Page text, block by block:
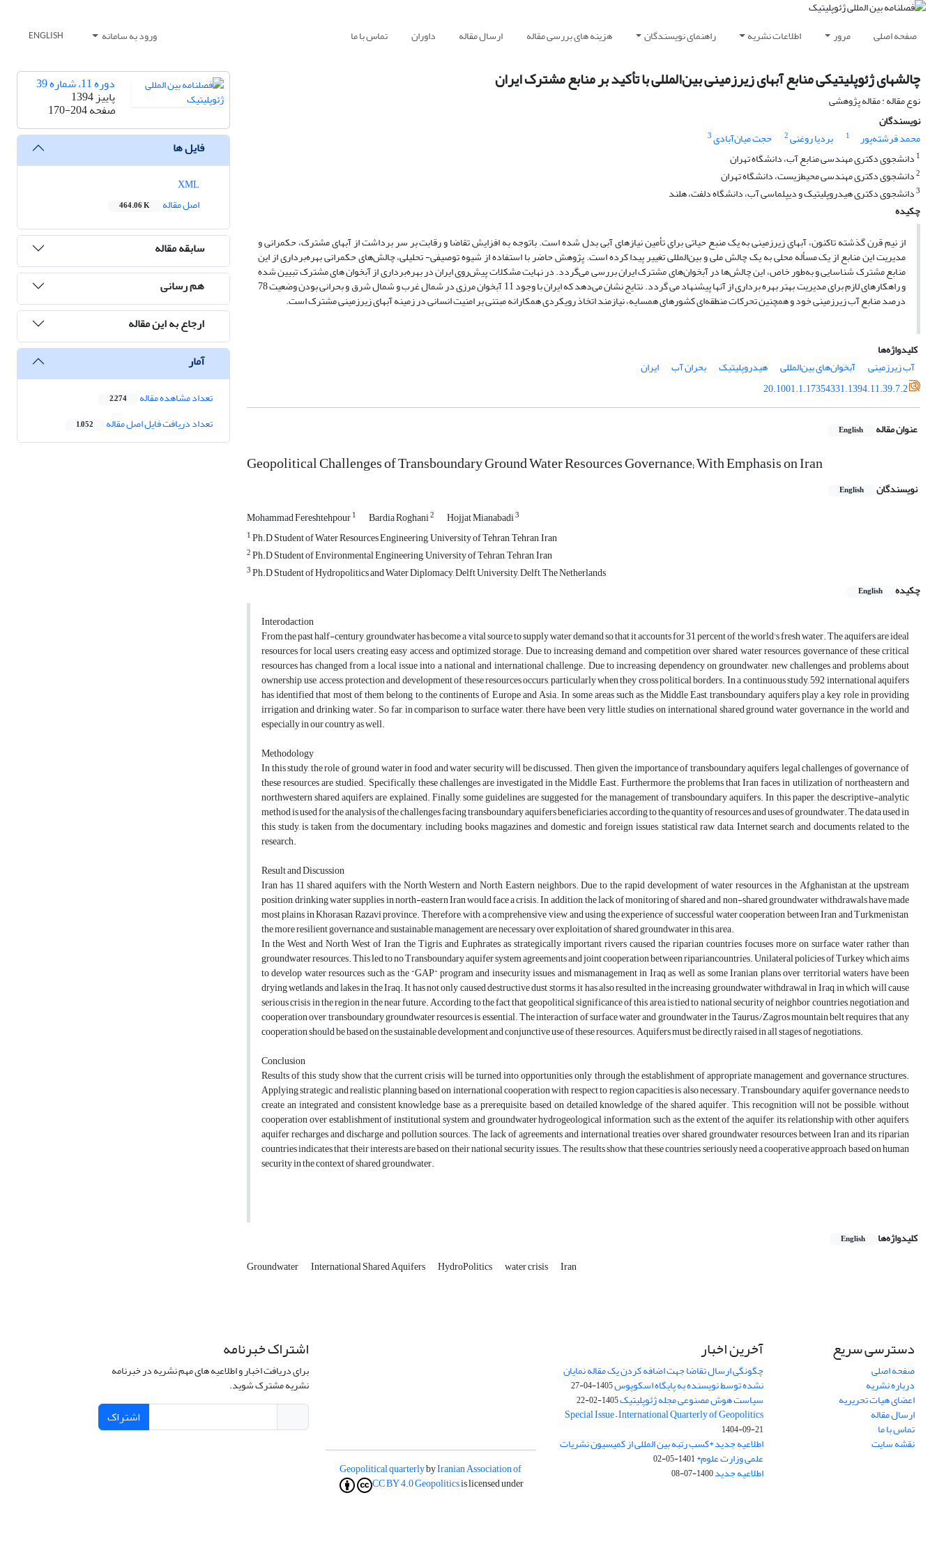
صفحه اصلی مرور اطلاعات نشریه راهنمای نویسندگان هزینه های بررسی مقاله ارسال مقاله داوران تماس با ما ورود به سامانه ENGLISH
چالشهای ژئوپلیتیکی منابع آبهای زیرزمینی بین‌المللی با تأکید بر منابع مشترک ایران
نوع مقاله : مقاله پژوهشی
نویسندگان
محمد فرشته‌پور
1 بردیا روغنی2 حجت میان‌آبادی3
1 دانشجوی دکتری مهندسی منابع آب، دانشگاه تهران
2دانشجوی دکتری مهندسی محیط‌زیست، دانشگاه تهران
3دانشجوی دکتری هیدروپلیتیک و دیپلماسی آب، دانشگاه دلفت، هلند
چکیده
از نیم قرن گذشته تاکنون، آبهای زیرزمینی به یک منبع حیاتی برای تأمین نیازهای آبی بدل شده است. باتوجه به افزایش تقاضا و رقابت بر سر برداشت از آبهای مشترک، حکمرانی و
مدیریت این منابع از یک مسأله‌ محلی به یک چالش ملی و بین‌المللی تغییر پیدا کرده است. پژوهش حاضر با استفاده از شیوه توصیفی- تحلیلی، چالش‌های حکمرانی بهره‌برداری از این
منابع مشترک شناسایی و به‌طور خاص، این چالش‌ها در آبخوان‌های مشترک ایران بررسی می‌گردد. در نهایت مشکلات پیش‌روی ایران در بهره‌برداری از آبخوان های مشترک تبیین شده
و راهکارهای لازم برای مدیریت بهتر بهره برداری از آنها پیشنهاد می گردد. نتایج نشان می‌دهد که ایران با وجود 11 آبخوان مرزی در شمال غرب و شمال شرق و بحرانی بودن وضعیت 78
درصد منابع آب زیرزمینی خود و همچنین تحرکات منطقه‌ای کشورهای همسایه، نیازمند اتخاذ رویکردی همکارانه مبتنی بر امنیت انسانی در زمینه‌ آبهای زیرزمینی مشترک است.
کلیدواژه‌ها
آب زیرزمینی
آبخوان‌‌های بین‌المللی هیدروپلیتیک بحران آب
ایران
20.1001.1.17354331.1394.11.39.7.2
عنوان مقاله English
Geopolitical Challenges of Transboundary Ground Water Resources Governance; With Emphasis on Iran
نویسندگان English
Mohammad Fereshtehpour1 Bardia Roghani2 Hojjat Mianabadi3
1Ph.D Student of Water Resources Engineering, University of Tehran, Tehran, Iran
2Ph.D Student of Environmental Engineering, University of Tehran, Tehran, Iran
3Ph.D Student of Hydropolitics and Water Diplomacy, Delft University, Delft, The Netherlands
چکیده
English
Interodaction
From the past half-century, groundwater has become a vital source to supply water demand so that it accounts for 31 percent of the world's fresh water. The aquifers are ideal
resources for local users, creating easy access and optimized storage. Due to increasing demand and competition over shared water resources, governance of these critical
resources has changed from a local issue into a national and international challenge. Due to increasing dependency on groundwater, new challenges and problems about
ownership, use, access, protection and development of these resources occurs, particularly when they cross political borders. In a continuous study, 592 international aquifers
has identified that most of them belong to the continents of Europe and Asia. In some areas such as the Middle East, transboundary aquifers play a key role in providing
irrigation and drinking water. So far, in comparison to surface water, there have been very little studies on international shared ground water governance in the world and
especially in our country as well.
Methodology
In this study, the role of ground water in food and water security will be discussed. Then, given the importance of transboundary aquifers, legal challenges of governance of
these resources are studied. Specifically, these challenges are investigated in the Middle East. Furthermore, the problems that Iran faces in utilization of northeastern and
northwestern shared aquifers are explained. Finally, some guidelines are suggested for the management of transboundary aquifers. In this paper, the descriptive-analytic
method is used for the analysis of the challenges facing transboundary aquifers beneficiaries, according to the quantity of resources and uses of groundwater. The data used in
this study, is taken from the documentary, including books, magazines and domestic and foreign issues, statistical raw data, Internet search and documents related to the
research.
Result and Discussion
Iran has 11 shared aquifers with the North Western and North Eastern neighbors. Due to the rapid development of water resources in the Afghanistan at the upstream
position, drinking water supplies in north-eastern Iran would face a crisis. In addition, the lack of monitoring of shared and non-shared groundwater withdrawals have made
most plains in Khorasan Razavi province. Therefore, with a comprehensive view, and using the experience of successful water cooperation between Iran and Turkmenistan,
the more resilient governance and sustainable management are necessary over exploitation of shared groundwater in this area.
In the West and North West of Iran, the Tigris and Euphrates as strategically important rivers caused the riparian countries focuses more on surface water rather than
groundwater resources. This led to no Transboundary aquifer system agreements and joint cooperation between ripariancountries. Unilateral policies of Turkey which aims
to develop water resources such as the “GAP” program and insecurity issues and mismanagement in Iraq as well as some Iranian plans over territorial waters have been
drying wetlands and lakes in the Iraq. It has not only caused destructive dust storms, it has also resulted in the increasing groundwater withdrawal in Iraq, in which will cause
serious crisis in the region in the near future. According to the fact that geopolitical significance of this area is tied to national security of neighbor countries, negotiation and
cooperation over transboundary groundwater resources is essential. The interaction of surface water and groundwater in the Taurus/Zagros mountain belt requires that any
cooperation should be based on the sustainable development and conjunctive use of these resources. Aquifers must be directly raised in all stages of negotiations.
Conclusion
Results of this study show that the current crisis will be turned into opportunities only through the establishment of appropriate management and governance structures.
Applying strategic and realistic planning based on international cooperation with respect to region capacities is also necessary. Transboundary aquifer governance needs to
create an integrated and consistent knowledge base as a prerequisite, based on detailed knowledge of the shared aquifer. This recognition will not be possible, without
cooperation over establishment of institutional system and groundwater hydrogeological information, such as the extent of the aquifer, its relationship with other aquifers,
aquifer recharges and discharge and pollution sources. The lack of agreements and international treaties over shared groundwater resources between Iran and its riparian
countries indicates that their interests are based on their national security issues. The results show that these countries seriously need a cooperative approach based on human
security in the context of shared groundwater.
کلیدواژه‌ها English
Groundwater International Shared Aquifers HydroPolitics water crisis Iran
دوره 11، شماره 39
پاییز 1394
صفحه170-204
فایل ها
اصل مقاله
464.06 K
سابقه مقاله
هم رسانی
ارجاع به این مقاله
آمار
تعداد مشاهده مقاله 2,274
تعداد دریافت فایل اصل مقاله 1,052
دسترسی سریع
صفحه اصلی
درباره نشریه
اعضای هیات تحریریه
ارسال مقاله
تماس با ما
نقشه سایت
آخرین اخبار
چگونگی ارسال تقاضا جهت اضافه کردن یک مقاله نمایان
نشده توسط نویسنده به پایگاه اسکوپوس1405-04-27
سیاست هوش مصنوعی مجله ژئوپلیتیک1405-02-22
Special Issue – International Quarterly of Geopolitics
1404-09-21
اطلاعیه جدید *کسب رتبه بین المللی از کمیسیون نشریات
علمی وزارت علوم*1401-05-02
اطلاعیه جدید1400-07-08
Geopolitical quarterlybyIranian Association of
Geopoliticsis licensed under
CC BY 4.0
اشتراک خبرنامه
برای دریافت اخبار و اطلاعیه های مهم نشریه در خبرنامه
نشریه مشترک شوید.
اشتراک